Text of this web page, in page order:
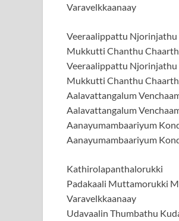
Varavelkkaanaay
Veeraalippattu
Mukkutti Chanthu
Veeraalippattu
Mukkutti Chanthu
Aalavattangalum
Aalavattangalum
Aanayumambaariyum
Aanayumambaariyum
Kathirolapanthalorukki
Padakaali Muttamorukki
Varavelkkaanaay
Udavaalin Thumbathu